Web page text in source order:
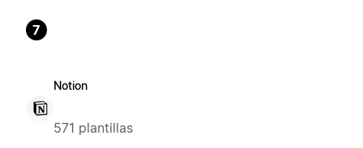
7
Notion
571 plantillas